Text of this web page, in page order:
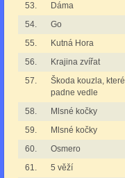
53. Dáma
54.
Go
55.
Kutná Hora
56.
Krajina zvířat
57.
Škoda kouzla, které
padne vedle
58. Mlsné kočky
59.
Mlsné kočky
60.
Osmero
61.
5 věží